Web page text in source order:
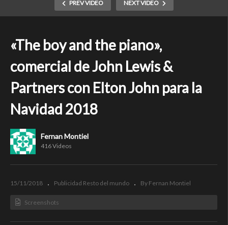
PREV VIDEO NEXT VIDEO
«The boy and the piano»,
comercial de John Lewis &
Partners con Elton John para la
Navidad 2018
Fernan Montiel
416 Videos
15/11/2018 Publicidad Resto del mundo By Fernan Montiel
Screenshots